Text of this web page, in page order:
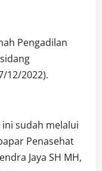
Pengadilan
12/2022).
sudah melalui
Penasehat
Jaya SH MH,